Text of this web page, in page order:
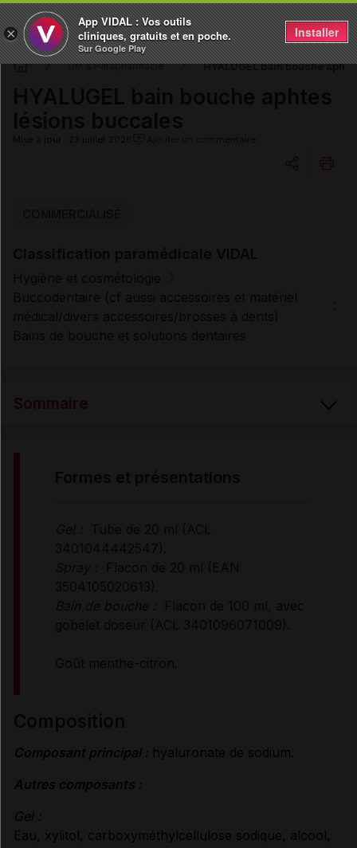
DM & Parapharmacie HYALUGEL bain bouche
Ajouter un commentaire
Sommaire
FERTILITÉ/GROSSESSE/ALLAITEMENT
Composant principal : hyaluronate de sodium.
Autres composants :
Gel :
Eau, xylitol, carboxyméthylcellulose sodique, alcool,
×
App VIDAL : Vos outils
cliniques, gratuits et en poche.
Sur Google Play
Installer